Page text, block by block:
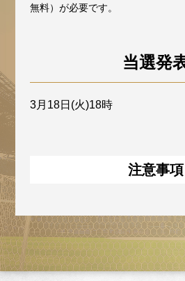
無料）が必要です。
当選発
3月18日(火)18時
注意事項
限りとさせていただきま
（重複して応募された場
場合がございます。）